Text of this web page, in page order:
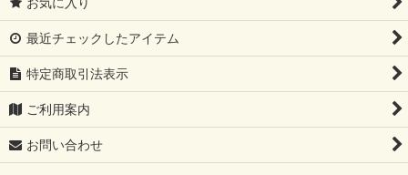
最近チェックしたアイテム
特定商取引法表示
ご利用案内
お問い合わせ